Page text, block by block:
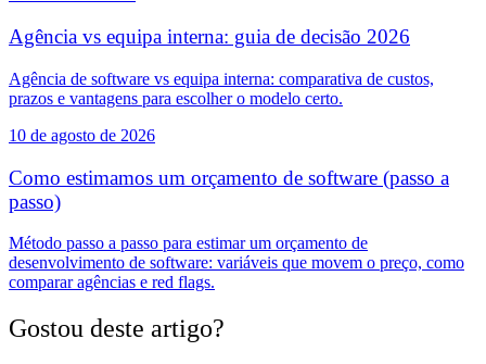
Agência vs equipa interna: guia de decisão 2026
Agência de software vs equipa interna: comparativa de custos,
prazos e vantagens para escolher o modelo certo.
10 de agosto de 2026
Como estimamos um orçamento de software (passo a
passo)
Método passo a passo para estimar um orçamento de
desenvolvimento de software: variáveis que movem o preço, como
comparar agências e red flags.
Gostou deste artigo?